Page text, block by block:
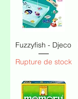
Fuzzyfish - Djeco
Rupture de stock